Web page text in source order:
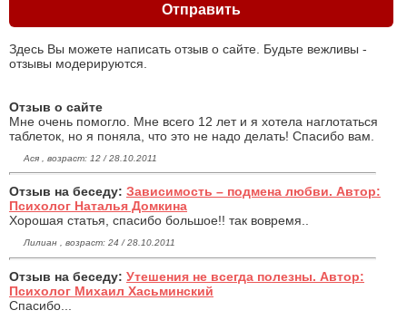
Здесь Вы можете написать отзыв о сайте. Будьте вежливы -
отзывы модерируются.
Отзыв о сайте
Мне очень помогло. Мне всего 12 лет и я хотела наглотаться
таблеток, но я поняла, что это не надо делать! Спасибо вам.
Ася , возраст: 12 / 28.10.2011
Отзыв на беседу: Зависимость – подмена любви. Автор:
Психолог Наталья Домкина
Хорошая статья, спасибо большое!! так вовремя..
Лилиан , возраст: 24 / 28.10.2011
Отзыв на беседу: Утешения не всегда полезны. Автор:
Психолог Михаил Хасьминский
Спасибо...